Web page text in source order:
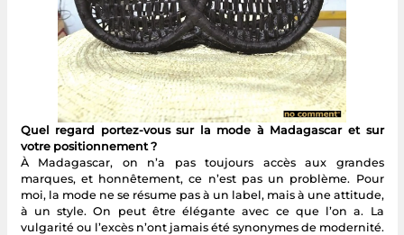
Quel regard portez-vous sur la mode à Madagascar et sur
votre positionnement ?
À Madagascar, on n’a pas toujours accès aux grandes
marques, et honnêtement, ce n’est pas un problème. Pour
moi, la mode ne se résume pas à un label, mais à une attitude,
à un style. On peut être élégante avec ce que l’on a. La
vulgarité ou l’excès n’ont jamais été synonymes de modernité.